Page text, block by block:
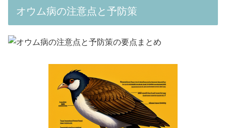
オウム病の注意点と予防策